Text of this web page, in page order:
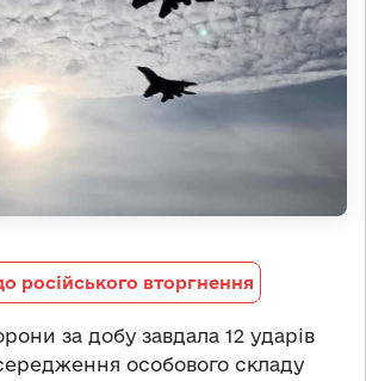
російського вторгнення
за добу завдала 12 ударів
особового складу